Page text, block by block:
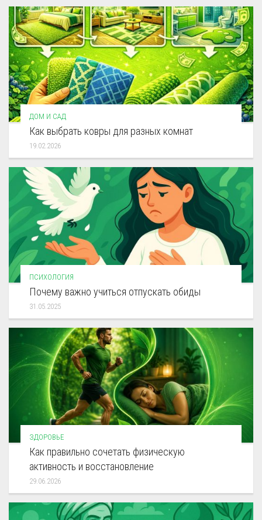
ДОМ И САД
Как выбрать ковры для разных комнат
19.02.2026
ПСИХОЛОГИЯ
Почему важно учиться отпускать обиды
31.05.2025
ЗДОРОВЬЕ
Как правильно сочетать физическую
активность и восстановление
29.06.2026